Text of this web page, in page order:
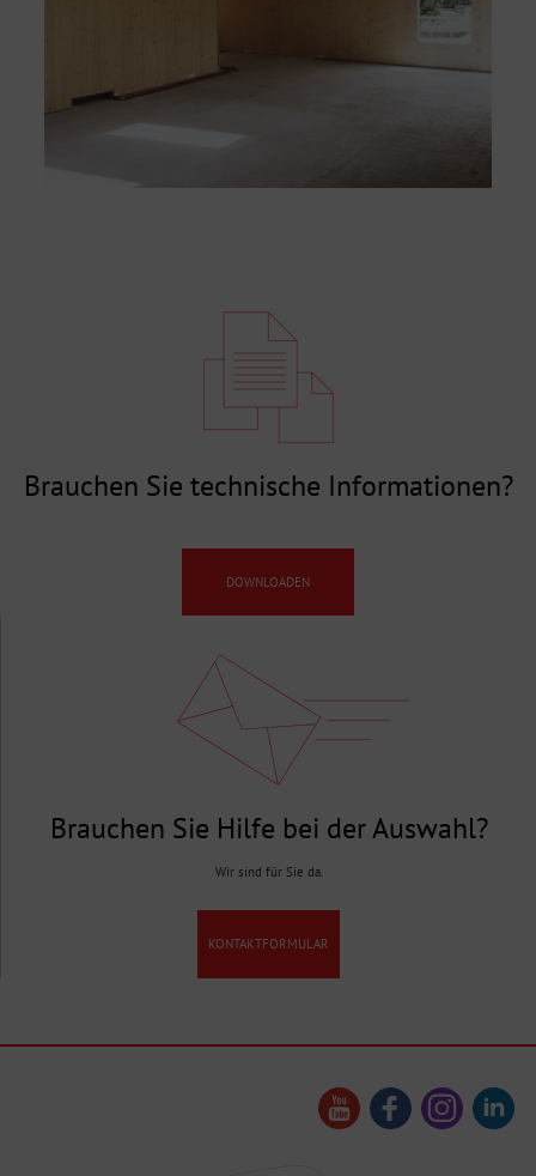
Brauchen Sie technische Informationen?
DOWNLOADEN
Brauchen Sie Hilfe bei der Auswahl?
Wir sind für Sie da.
KONTAKTFORMULAR